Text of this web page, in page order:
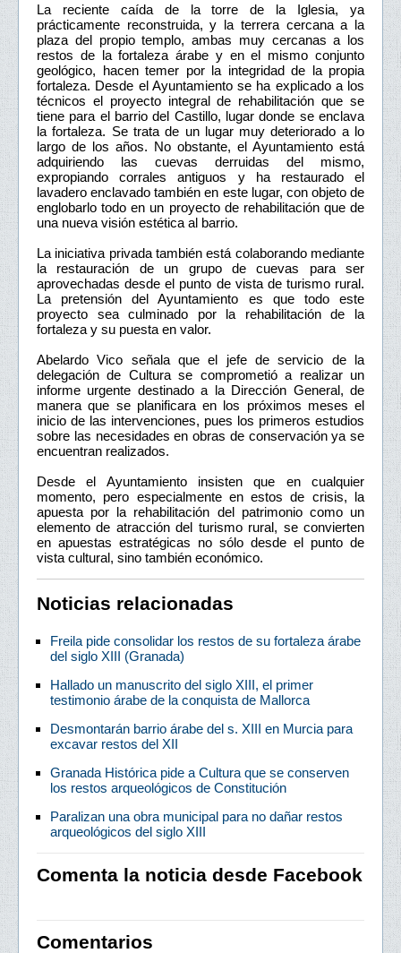
La reciente caída de la torre de la Iglesia, ya
prácticamente reconstruida, y la terrera cercana a la
plaza del propio templo, ambas muy cercanas a los
restos de la fortaleza árabe y en el mismo conjunto
geológico, hacen temer por la integridad de la propia
fortaleza. Desde el Ayuntamiento se ha explicado a los
técnicos el proyecto integral de rehabilitación que se
tiene para el barrio del Castillo, lugar donde se enclava
la fortaleza. Se trata de un lugar muy deteriorado a lo
largo de los años. No obstante, el Ayuntamiento está
adquiriendo las cuevas derruidas del mismo,
expropiando corrales antiguos y ha restaurado el
lavadero enclavado también en este lugar, con objeto de
englobarlo todo en un proyecto de rehabilitación que de
una nueva visión estética al barrio.
La iniciativa privada también está colaborando mediante
la restauración de un grupo de cuevas para ser
aprovechadas desde el punto de vista de turismo rural.
La pretensión del Ayuntamiento es que todo este
proyecto sea culminado por la rehabilitación de la
fortaleza y su puesta en valor.
Abelardo Vico señala que el jefe de servicio de la
delegación de Cultura se comprometió a realizar un
informe urgente destinado a la Dirección General, de
manera que se planificara en los próximos meses el
inicio de las intervenciones, pues los primeros estudios
sobre las necesidades en obras de conservación ya se
encuentran realizados.
Desde el Ayuntamiento insisten que en cualquier
momento, pero especialmente en estos de crisis, la
apuesta por la rehabilitación del patrimonio como un
elemento de atracción del turismo rural, se convierten
en apuestas estratégicas no sólo desde el punto de
vista cultural, sino también económico.
Noticias relacionadas
Freila pide consolidar los restos de su fortaleza árabe
del siglo XIII (Granada)
Hallado un manuscrito del siglo XIII, el primer
testimonio árabe de la conquista de Mallorca
Desmontarán barrio árabe del s. XIII en Murcia para
excavar restos del XII
Granada Histórica pide a Cultura que se conserven
los restos arqueológicos de Constitución
Paralizan una obra municipal para no dañar restos
arqueológicos del siglo XIII
Comenta la noticia desde Facebook
Comentarios